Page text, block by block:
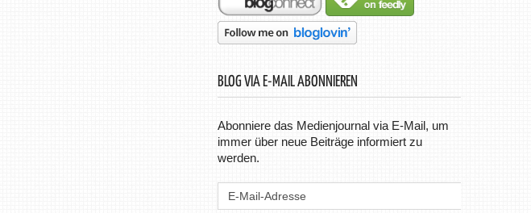
BLOG VIA E-MAIL ABONNIEREN
Abonniere das Medienjournal via E-Mail, um
immer über neue Beiträge informiert zu
werden.
E-